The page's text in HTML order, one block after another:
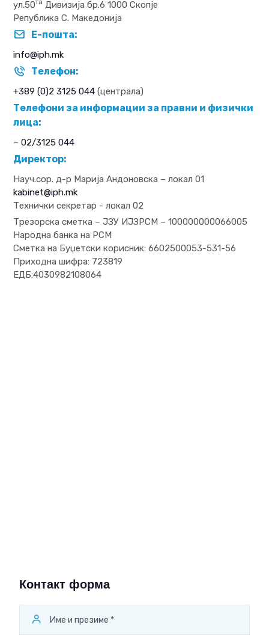
ул.50та Дивизија бр.6 1000 Скопје
Република С. Македонија
Е-пошта:
info@iph.mk
Телефон:
+389 (0)2 3125 044 (централа)
Телефони за информации за правни и физички
лица:
– 02/3125 044
Директор:
Науч.сор. д-р Марија Андоновска – локал 01
kabinet@iph.mk
Технички секретар - локал 02
Трезорска сметка – ЈЗУ ИЈЗРСМ – 100000000066005
Народна банка на РСМ
Сметка на Буџетски корисник: 6602500053-531-56
Приходна шифра: 723819
ЕДБ:4030982108064
Контакт форма